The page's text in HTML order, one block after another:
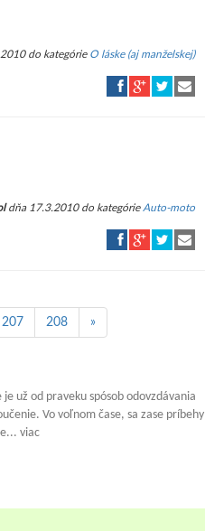
do kategórie O láske (aj manželskej)
dňa 17.3.2010 do kategórie Auto-moto
207 208 »
už od praveku spósob odovzdávania
Vo voľnom čase, sa zase príbehy
viac